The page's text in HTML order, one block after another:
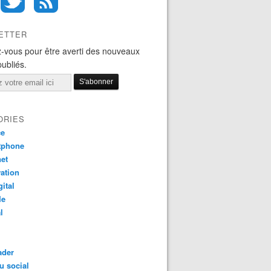
vous pour être averti des nouveaux
social